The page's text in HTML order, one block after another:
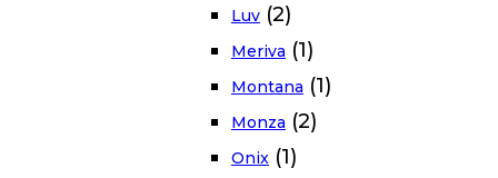
Luv (2)
Meriva (1)
Montana (1)
Monza (2)
Onix (1)